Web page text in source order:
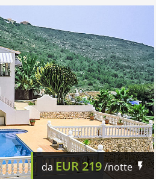
da EUR219/notte